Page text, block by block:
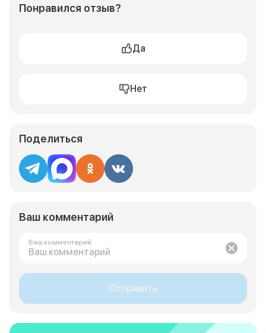
Понравился отзыв?
Да
Нет
Поделиться
Ваш комментарий
Ваш комментарий
Отправить